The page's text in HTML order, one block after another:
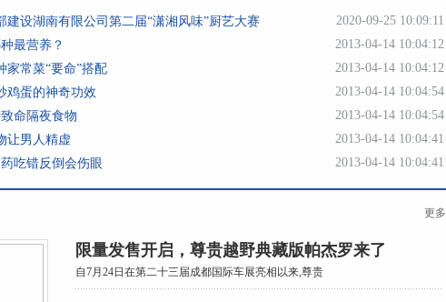
建设湖南有限公司第二届“潇湘风味”厨艺大赛
2020-09-25 10:09:11
最营养？
2013-04-14 10:04:12
家常菜“要命”搭配
2013-04-14 10:04:12
鸡蛋的神奇功效
2013-04-14 10:04:54
命隔夜食物
2013-04-14 10:04:54
让男人精虚
2013-04-14 10:04:41
吃错反倒会伤眼
2013-04-14 10:04:41
更多
限量发售开启，尊贵越野典藏版帕杰罗来了
自7月24日在第二十三届成都国际车展亮相以来,尊贵